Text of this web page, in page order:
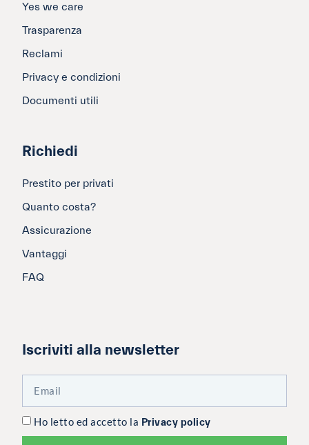
Yes we care
Trasparenza
Reclami
Privacy e condizioni
Documenti utili
Richiedi
Prestito per privati
Quanto costa?
Assicurazione
Vantaggi
FAQ
Iscriviti alla newsletter
Ho letto ed accetto la Privacy policy